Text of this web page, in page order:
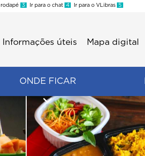
rodapé 3 Ir para o chat 4 Ir para o VLibras 5
Informações úteis Mapa digital
ONDE FICAR